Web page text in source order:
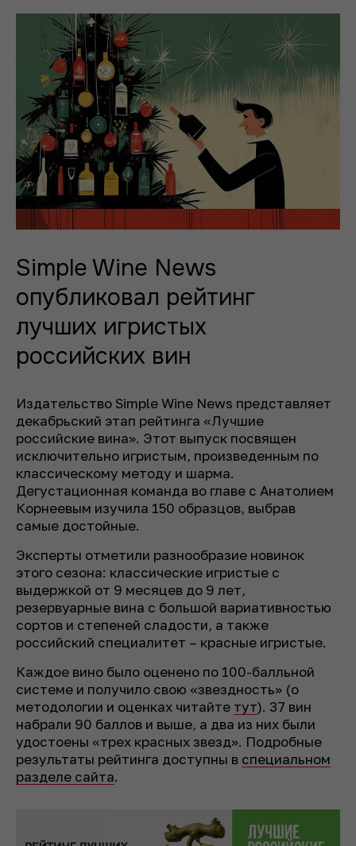
Simple Wine News
опубликовал рейтинг
лучших игристых
российских вин
Издательство Simple Wine News представляет
декабрьский этап рейтинга «Лучшие
российские вина». Этот выпуск посвящен
исключительно игристым, произведенным по
классическому методу и шарма.
Дегустационная команда во главе с Анатолием
Корнеевым изучила 150 образцов, выбрав
самые достойные.
Эксперты отметили разнообразие новинок
этого сезона: классические игристые с
выдержкой от 9 месяцев до 9 лет,
резервуарные вина с большой вариативностью
сортов и степеней сладости, а также
российский специалитет – красные игристые.
Каждое вино было оценено по 100-балльной
системе и получило свою «звездность» (о
методологии и оценках читайте тут). 37 вин
набрали 90 баллов и выше, а два из них были
удостоены «трех красных звезд». Подробные
результаты рейтинга доступны в специальном
разделе сайта.